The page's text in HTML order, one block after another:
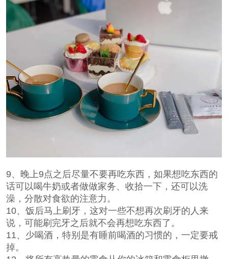
9、晚上9点之后尽量不要再吃东西，如果想吃东西的
话可以喝牛奶或者做做家务、收拾一下，还可以洗
澡，分散对食欲的注意力。
10、饭后马上刷牙，这对一些不想再次刷牙的人来
说，可能刷完牙之后就不会再想吃东西了。
11、少喝酒，特别是有睡前喝酒的习惯的，一定要戒
掉。